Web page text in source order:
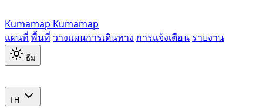
Kumamap Kumamap
แผนที่ พื้นที่ วางแผนการเดินทาง การแจ้งเตือน รายงาน
ธีม
TH